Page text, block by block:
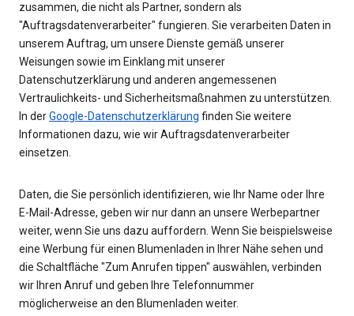
zusammen, die nicht als Partner, sondern als
"Auftragsdatenverarbeiter" fungieren. Sie verarbeiten Daten in
unserem Auftrag, um unsere Dienste gemäß unserer
Weisungen sowie im Einklang mit unserer
Datenschutzerklärung und anderen angemessenen
Vertraulichkeits- und Sicherheitsmaßnahmen zu unterstützen.
In derGoogle-Datenschutzerklärung finden Sie weitere
Informationen dazu, wie wir Auftragsdatenverarbeiter
einsetzen.
Daten, die Sie persönlich identifizieren, wie Ihr Name oder Ihre
E-Mail-Adresse, geben wir nur dann an unsere Werbepartner
weiter, wenn Sie uns dazu auffordern. Wenn Sie beispielsweise
eine Werbung für einen Blumenladen in Ihrer Nähe sehen und
die Schaltfläche "Zum Anrufen tippen" auswählen, verbinden
wir Ihren Anruf und geben Ihre Telefonnummer
möglicherweise an den Blumenladen weiter.